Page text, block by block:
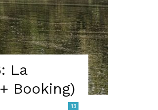
La
Booking)
13